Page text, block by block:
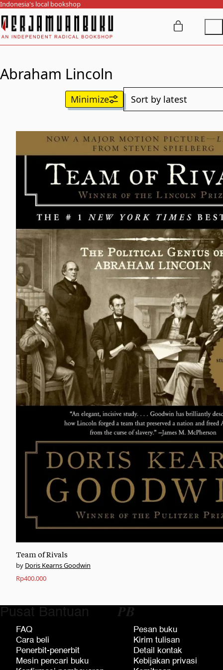
Indonesia's local bookshop
Abraham Lincoln
Team of Rivals
Doris Kearns Goodwin
Rp400.000
Pusat Bantuan
FAQ
Cara beli
Penerbit-penerbit
Mesin pencari buku
𝑷𝑩
Pesan buku
Kirim tulisan
Detail kontak
Kebijakan privasi